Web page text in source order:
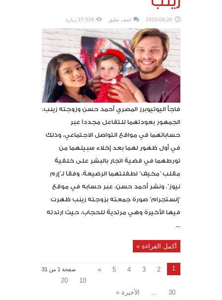
2020-09-26 اضف تعليق 37,526 زيارة
فاجأ اليوتيوبرز المصري أحمد حسن وزوجته زينب،
الجمهور بعودتهما للتفاعل مجدداً عبر
حساباتهما في مواقع التواصل الاجتماعي، وذلك
في أول ظهور لهما بعد إخلاء سبيلهما من
تورطهما في قضية اتجار بالبشر على خلفية
مقلب ”مخيف“ لطفلتهما الرضيعة، وفقاً لـ”إرم
نيوز”. ونشر أحمد حسن، عبر حسابه في موقع
“إنستجرام” صورة جمعته بزوجته زينب ظهرت
فيها الأخيرة وهي مرتدية للحجاب، حيث ارتدته
...
أكمل القراءة »
صفحة 1 من 31 1
2
3
4
5
»
10
20
30
الأخيرة »